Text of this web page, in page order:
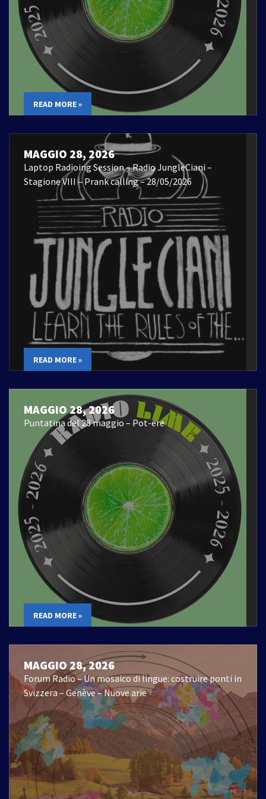
READ MORE »
MAGGIO 28, 2026
Laptop Radioing Session – Radio JungleCiani –
Stagione VIII – Prank calling – 28/05/2026
READ MORE »
MAGGIO 28, 2026
Puntatina del 28 maggio – Pot-ere
READ MORE »
MAGGIO 28, 2026
Forum Radio – Un mosaico di lingue: costruire ponti in
Svizzera – Genève – Nuove arie